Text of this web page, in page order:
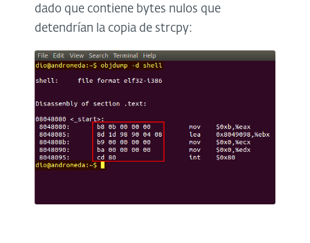
dado que contiene bytes nulos que
detendrían la copia de strcpy: